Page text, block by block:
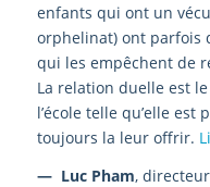
enfants qui ont un
orphelinat) ont parfois
qui les empêchent de
La relation duelle est
l’école telle qu’elle est
toujours la leur offrir.
— Luc Pham,